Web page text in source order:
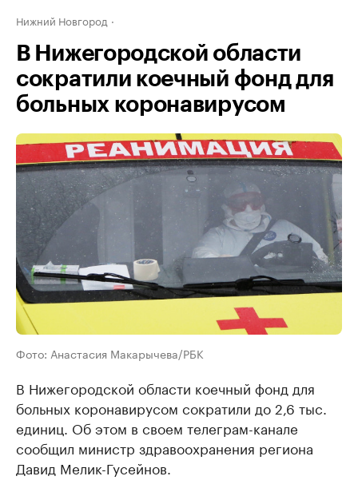
Нижний Новгород
В Нижегородской области
сократили коечный фонд для
больных коронавирусом
Фото: Анастасия Макарычева/РБК
В Нижегородской области коечный фонд для
больных коронавирусом сократили до 2,6 тыс.
единиц. Об этом в своем телеграм-канале
сообщил министр здравоохранения региона
Давид Мелик-Гусейнов.